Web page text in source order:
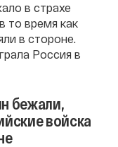
в страхе
то время как
в стороне.
Россия в
бежали,
войска